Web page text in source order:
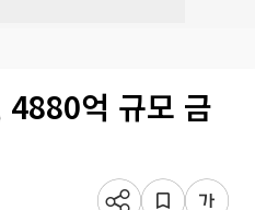
억 규모 금